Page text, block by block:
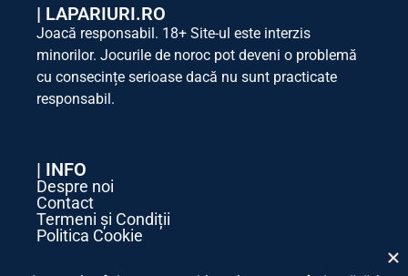
| LAPARIURI.RO
Joacă responsabil. 18+ Site-ul este interzis
minorilor. Jocurile de noroc pot deveni o problemă
cu consecințe serioase dacă nu sunt practicate
responsabil.
| INFO
Despre noi
Contact
Termeni și Condiții
Politica Cookie